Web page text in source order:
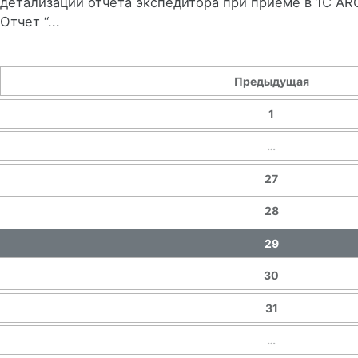
Отчет “...
Предыдущая
1
…
27
28
29
30
31
…